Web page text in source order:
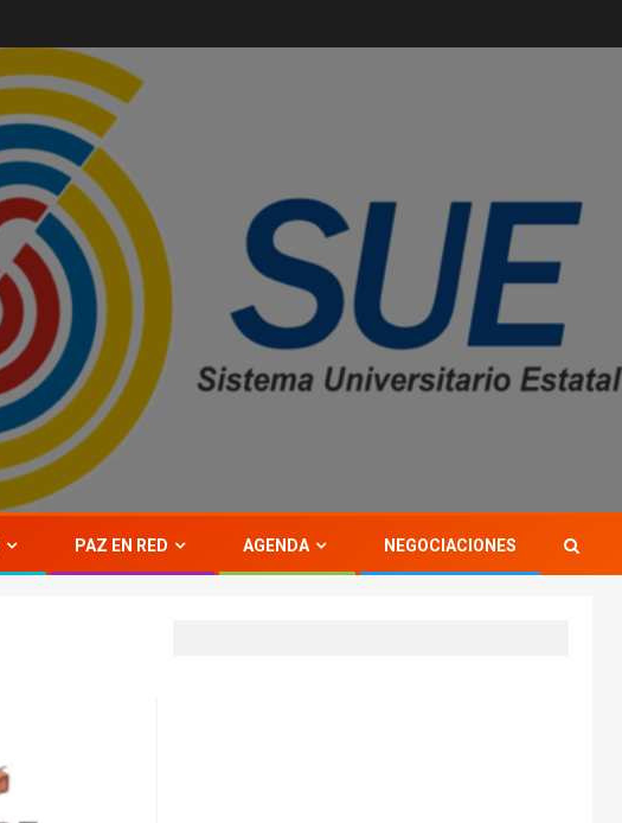
PAZ EN RED AGENDA NEGOCIACIONES